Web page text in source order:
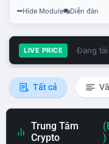
Hide Module Diễn đàn
LIVE PRICE Đang
Tất cả
Trung Tâm
Crypto
)